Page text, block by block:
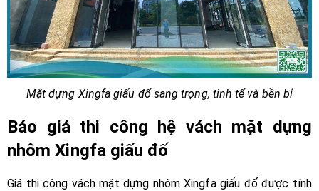
Mặt dựng Xingfa giấu đố sang trọng, tinh tế và bền bỉ
Báo giá thi công hệ vách mặt dựng
nhôm Xingfa giấu đố
Giá thi công vách mặt dựng nhôm Xingfa giấu đố được tính